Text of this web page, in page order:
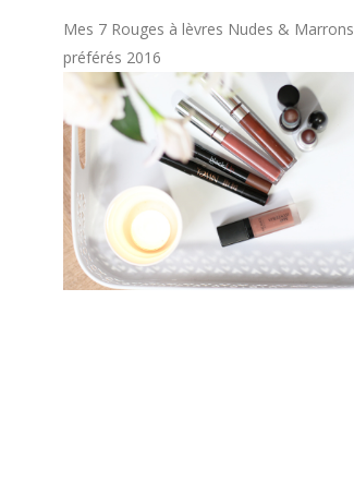
Mes 7 Rouges à lèvres Nudes & Marrons
préférés 2016